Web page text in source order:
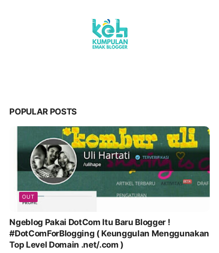
POPULAR POSTS
OUT
Ngeblog Pakai DotCom Itu Baru Blogger !
#DotComForBlogging ( Keunggulan Menggunakan
Top Level Domain .net/.com )